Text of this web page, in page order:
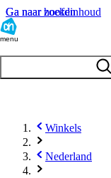
Ga naar hoofdinhoud
Ga naar zoeken
menu
Winkels
Nederland